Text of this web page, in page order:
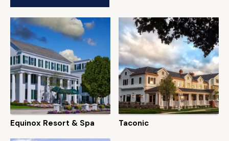
Equinox Resort & Spa Taconic